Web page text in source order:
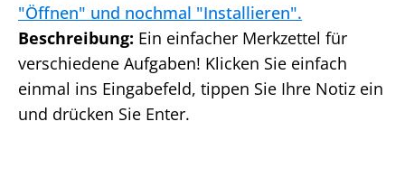
"Öffnen" und nochmal "Installieren".
Beschreibung: Ein einfacher Merkzettel für
verschiedene Aufgaben! Klicken Sie einfach
einmal ins Eingabefeld, tippen Sie Ihre Notiz ein
und drücken Sie Enter.